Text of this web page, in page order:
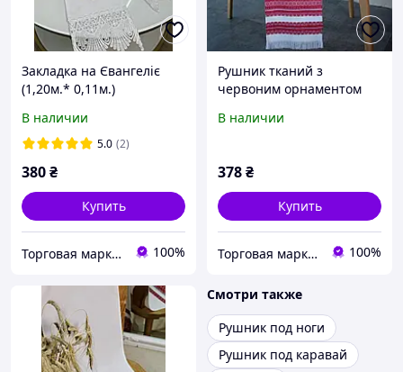
Закладка на Євангеліє
(1,20м.* 0,11м.)
В наличии
5.0 (2)
380₴
Купить
Торговая марка "Світ вишивки" Рівненський виробник вишитих виробів 100%
Рушник тканий з
червоним орнаментом
В наличии
378₴
Купить
Торговая марка "Світ вишивки" Рівненський виробник вишитих виробів 100%
Смотри также
Рушник под ноги
Рушник под каравай